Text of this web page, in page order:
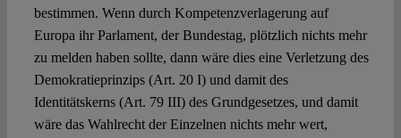
bestimmen. Wenn durch Kompetenzverlagerung auf
Europa ihr Parlament, der Bundestag, plötzlich nichts mehr
zu melden haben sollte, dann wäre dies eine Verletzung des
Demokratieprinzips (Art. 20 I) und damit des
Identitätskerns (Art. 79 III) des Grundgesetzes, und damit
wäre das Wahlrecht der Einzelnen nichts mehr wert,